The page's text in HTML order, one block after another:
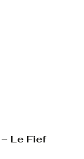
Le Fief